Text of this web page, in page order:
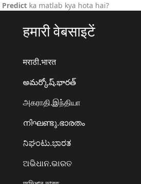
Predict ka matlab kya hota hai?
हमारी वेबसाइटें
मराठी.भारत
అమర్కోష్.భారత్
அகராதி.இந்தியா
നിഘണ്ടു.ഭാരതം
ನಿಘಂಟು.ಭಾರತ
ଅଭିଧାନ.ଭାରତ